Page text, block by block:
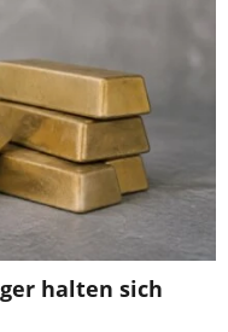
halten sich